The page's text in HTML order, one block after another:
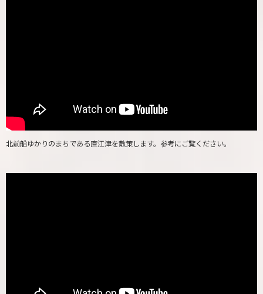
北前船ゆかりのまちである直江津を散策します。参考にご覧ください。